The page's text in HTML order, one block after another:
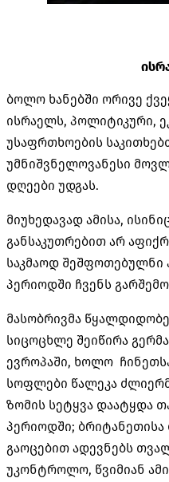
ბოლო ხანებში ორივე
ისრაელს, პოლიტიკური,
უსაფრთხოების
უმნიშვნელოვანესი
დღეები უდგას.
მიუხედავად ამისა,
განსაკუთრებით არ
საკმაოდ
პერიოდში ჩვენს
მასობრივმა
სიცოცხლე შეიწირა
ევროპაში, ხოლო
სოფლები წალეკა
ზომის სეტყვა დაატყდა
პერიოდში; ბრიტანეთისა
გაოცებით ადევნებს
უკონტროლო, წვიმიან